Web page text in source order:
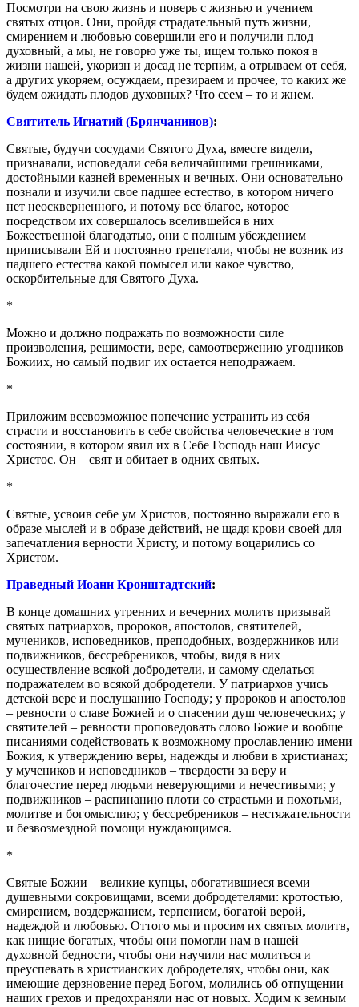
Посмотри на свою жизнь и поверь с жизнью и учением
святых отцов. Они, пройдя страдательный путь жизни,
смирением и любовью совершили его и получили плод
духовный, а мы, не говорю уже ты, ищем только покоя в
жизни нашей, укоризн и досад не терпим, а отрываем от себя,
а других укоряем, осуждаем, презираем и прочее, то каких же
будем ожидать плодов духовных? Что сеем – то и жнем.
Святитель Игнатий (Брянчанинов):
Святые, будучи сосудами Святого Духа, вместе видели,
признавали, исповедали себя величайшими грешниками,
достойными казней временных и вечных. Они основательно
познали и изучили свое падшее естество, в котором ничего
нет неоскверненного, и потому все благое, которое
посредством их совершалось вселившейся в них
Божественной благодатью, они с полным убеждением
приписывали Ей и постоянно трепетали, чтобы не возник из
падшего естества какой помысел или какое чувство,
оскорбительные для Святого Духа.
*
Можно и должно подражать по возможности силе
произволения, решимости, вере, самоотвержению угодников
Божиих, но самый подвиг их остается неподражаем.
*
Приложим всевозможное попечение устранить из себя
страсти и восстановить в себе свойства человеческие в том
состоянии, в котором явил их в Себе Господь наш Иисус
Христос. Он – свят и обитает в одних святых.
*
Святые, усвоив себе ум Христов, постоянно выражали его в
образе мыслей и в образе действий, не щадя крови своей для
запечатления верности Христу, и потому воцарились со
Христом.
Праведный Иоанн Кронштадтский:
В конце домашних утренних и вечерних молитв призывай
святых патриархов, пророков, апостолов, святителей,
мучеников, исповедников, преподобных, воздержников или
подвижников, бессребреников, чтобы, видя в них
осуществление всякой добродетели, и самому сделаться
подражателем во всякой добродетели. У патриархов учись
детской вере и послушанию Господу; у пророков и апостолов
– ревности о славе Божией и о спасении душ человеческих; у
святителей – ревности проповедовать слово Божие и вообще
писаниями содействовать к возможному прославлению имени
Божия, к утверждению веры, надежды и любви в христианах;
у мучеников и исповедников – твердости за веру и
благочестие перед людьми неверующими и нечестивыми; у
подвижников – распинанию плоти со страстьми и похотьми,
молитве и богомыслию; у бессребреников – нестяжательности
и безвозмездной помощи нуждающимся.
*
Святые Божии – великие купцы, обогатившиеся всеми
душевными сокровищами, всеми добродетелями: кротостью,
смирением, воздержанием, терпением, богатой верой,
надеждой и любовью. Оттого мы и просим их святых молитв,
как нищие богатых, чтобы они помогли нам в нашей
духовной бедности, чтобы они научили нас молиться и
преуспевать в христианских добродетелях, чтобы они, как
имеющие дерзновение перед Богом, молились об отпущении
наших грехов и предохраняли нас от новых. Ходим к земным